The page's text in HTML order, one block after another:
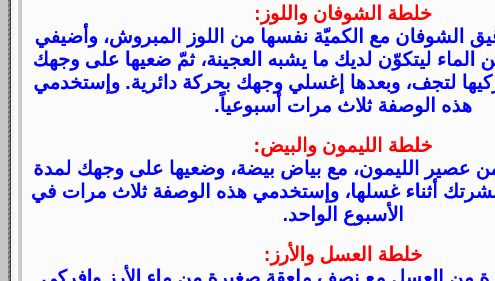
خلطة الشوفان واللوز:
الشوفان مع الكميّة نفسها من اللوز المبروش، وأضيفي
الماء ليتكوّن لديك ما يشبه العجينة، ثمّ ضعيها على وجهك
لتجف، وبعدها إغسلي وجهك بحركة دائرية. وإستخدمي
هذه الوصفة ثلاث مرات أسبوعياً.
خلطة الليمون والبيض:
الليمون، مع بياض بيضة، وضعيها على وجهك لمدة
بشرتك أثناء غسلها، وإستخدمي هذه الوصفة ثلاث مرات في
الأسبوع الواحد.
خلطة العسل والأرز: